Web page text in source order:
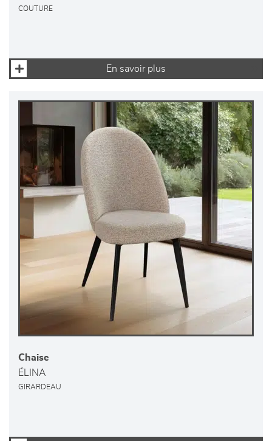
COUTURE
En savoir plus
Chaise
ÉLINA
GIRARDEAU